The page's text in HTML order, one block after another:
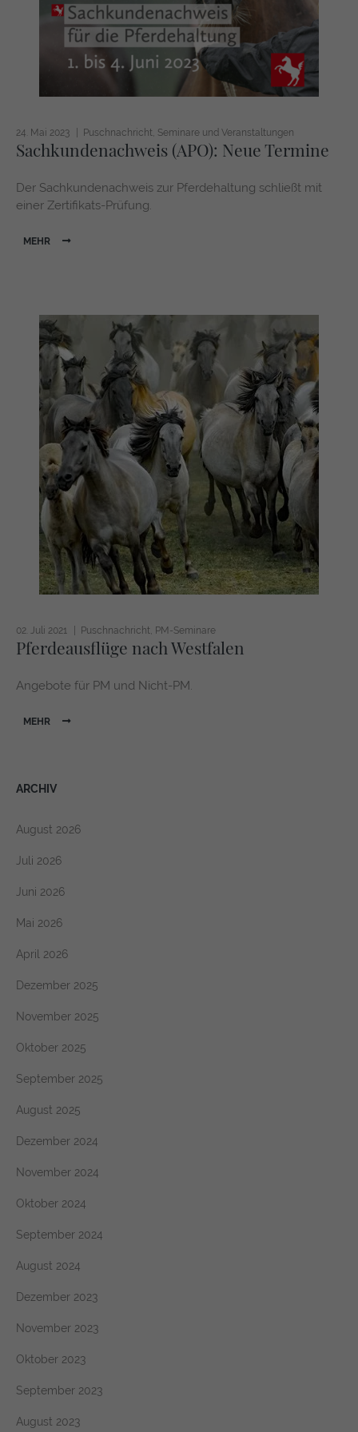
ARCHIV
August 2026
Juli 2026
Juni 2026
Mai 2026
April 2026
Dezember 2025
November 2025
Oktober 2025
September 2025
August 2025
Dezember 2024
November 2024
Oktober 2024
September 2024
August 2024
Dezember 2023
November 2023
Oktober 2023
September 2023
August 2023
24. Mai 2023 Puschnachricht Seminare und Veranstaltungen
Sachkundenachweis (APO): Neue Termine
Der Sachkundenachweis zur Pferdehaltung schließt mit
einer Zertifikats-Prüfung.
MEHR
02. Juli 2021 Puschnachricht PM-Seminare
Pferdeausflüge nach Westfalen
Angebote für PM und Nicht-PM.
MEHR
https://policies.google.com/privacy